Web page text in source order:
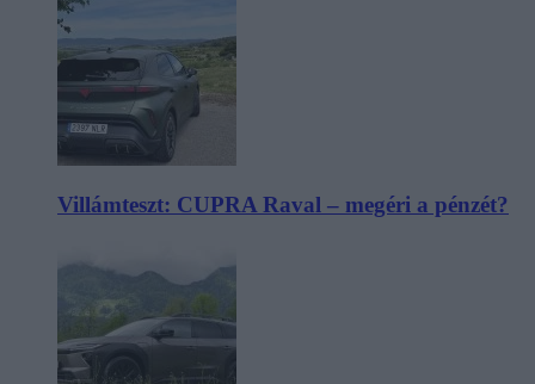
Villámteszt: CUPRA Raval – megéri a pénzét?